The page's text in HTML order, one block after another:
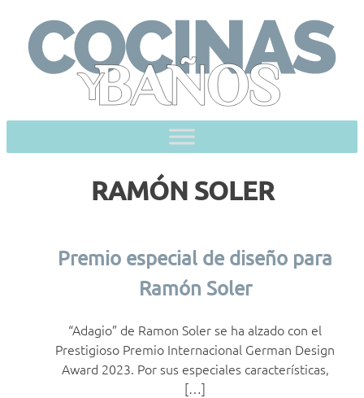
content
RAMÓN SOLER
Premio especial de diseño para
Ramón Soler
“Adagio” de Ramon Soler se ha alzado con el
Prestigioso Premio Internacional German Design
Award 2023. Por sus especiales características,
[…]